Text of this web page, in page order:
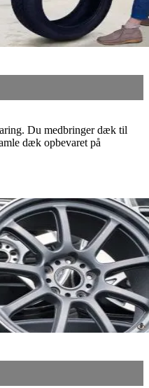
Du medbringer dæk til
dæk opbevaret på